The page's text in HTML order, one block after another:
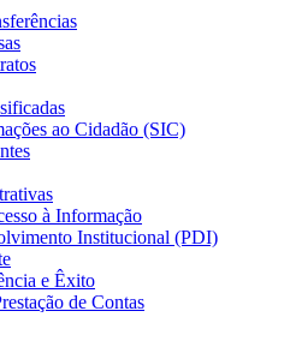
ao Cidadão (SIC)
à Informação
Institucional (PDI)
e Êxito
de Contas